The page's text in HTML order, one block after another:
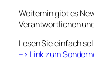
Weiterhin gibt es
Verantwortlichen
Lesen Sie einfach
–> Link zum